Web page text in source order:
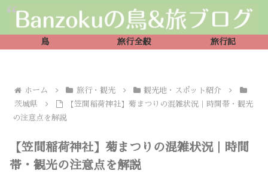
鳥 旅行全般 旅行記
ホーム 旅行・観光
観光地・スポット紹介
茨城県
【笠間稲荷神社】菊まつりの混雑状況｜時間帯・観光
の注意点を解説
【笠間稲荷神社】菊まつりの混雑状況｜時間
帯・観光の注意点を解説